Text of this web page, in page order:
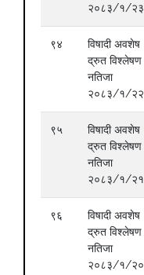
२०८३/१/२३
९४
विषादी अवशेष
द्रुत विश्लेषण
नतिजा
२०८३/१/२२
९५
विषादी अवशेष
द्रुत विश्लेषण
नतिजा
२०८३/१/२१
९६
विषादी अवशेष
द्रुत विश्लेषण
नतिजा
२०८३/१/२०